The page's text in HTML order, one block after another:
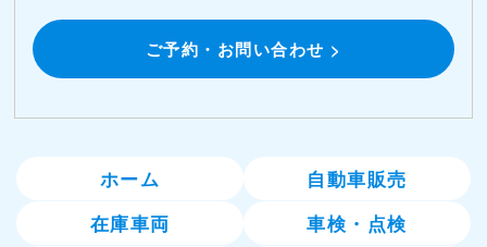
ご予約・お問い合わせ >
ホーム
自動車販売
在庫車両
車検・点検